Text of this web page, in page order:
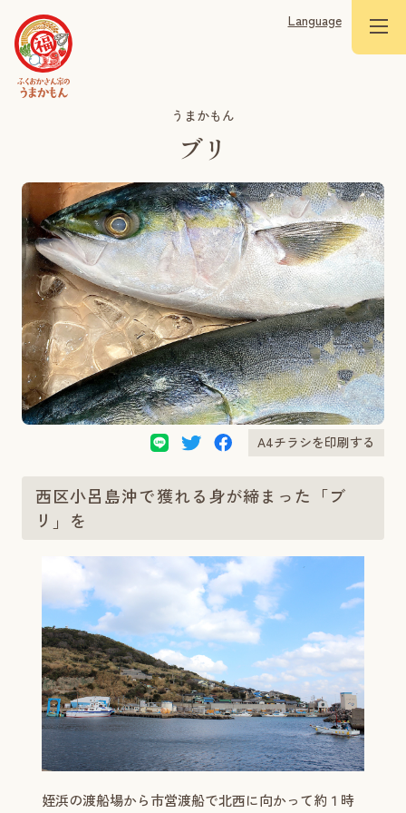
Language
うまかもん
ブリ
A4チラシを印刷する
西区小呂島沖で獲れる身が締まった「ブ
リ」を
姪浜の渡船場から市営渡船で北西に向かって約１時